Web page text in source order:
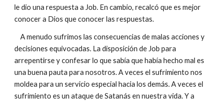
le dio una respuesta a Job. En cambio, recalcó que es mejor
conocer a Dios que conocer las respuestas.
A menudo sufrimos las consecuencias de malas acciones y
decisiones equivocadas. La disposición de Job para
arrepentirse y confesar lo que sabía que había hecho mal es
una buena pauta para nosotros. A veces el sufrimiento nos
moldea para un servicio especial hacia los demás. A veces el
sufrimiento es un ataque de Satanás en nuestra vida. Y a